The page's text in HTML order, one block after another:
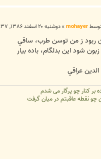
توسطmohayer
»دوشنبه ۲۰ اسفند ۱۳۸۶, ۲:۳۷ ب.ظ
ربود ز من توسن طرب، ساقي
شود اين بدلگام، باده بيار
عراقي
بر کنار چو پرگار می شدم
چو نقطه عاقبتم در میان گرفت